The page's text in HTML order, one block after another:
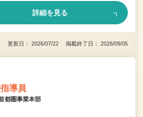
詳細を見る
更新日： 2026/07/22 掲載終了日： 2026/09/05
導員
都圏事業本部